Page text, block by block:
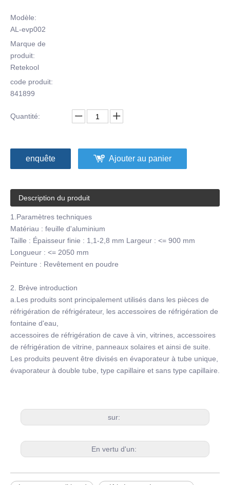
Modèle:
AL-evp002
Marque de
produit:
Retekool
code produit:
841899
Quantité:
enquête Ajouter au panier
Description du produit
1.Paramètres techniques
Matériau : feuille d'aluminium
Taille : Épaisseur finie : 1,1-2,8 mm Largeur : <= 900 mm
Longueur : <= 2050 mm
Peinture : Revêtement en poudre
2. Brève introduction
a.Les produits sont principalement utilisés dans les pièces de
réfrigération de réfrigérateur, les accessoires de réfrigération de
fontaine d'eau,
accessoires de réfrigération de cave à vin, vitrines, accessoires
de réfrigération de vitrine, panneaux solaires et ainsi de suite.
Les produits peuvent être divisés en évaporateur à tube unique,
évaporateur à double tube, type capillaire et sans type capillaire.
sur:
En vertu d'un: